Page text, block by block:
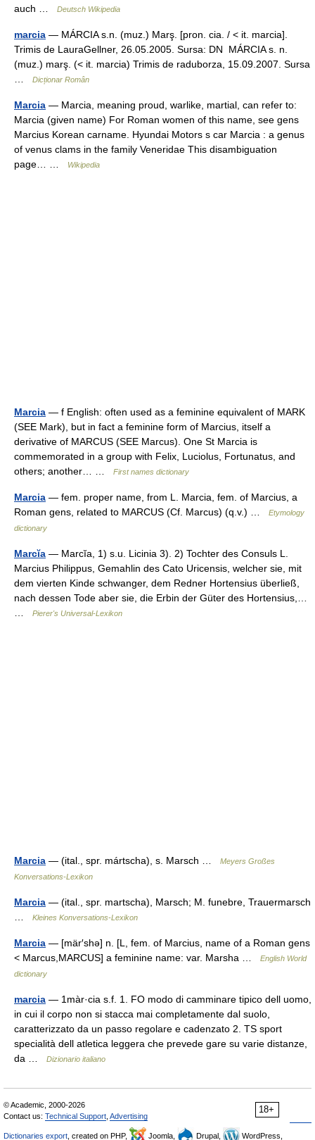
auch …
Deutsch Wikipedia
marcia — MÁRCIA s.n. (muz.) Marş. [pron. cia. / < it. marcia].
Trimis de LauraGellner, 26.05.2005. Sursa: DN MÁRCIA s. n.
(muz.) marş. (< it. marcia) Trimis de raduborza, 15.09.2007. Sursa
Dicționar Român
Marcia — Marcia, meaning proud, warlike, martial, can refer to:
Marcia (given name) For Roman women of this name, see gens
Marcius Korean carname. Hyundai Motors s car Marcia : a genus
of venus clams in the family Veneridae This disambiguation
page… …
Wikipedia
Marcia — f English: often used as a feminine equivalent of MARK
(SEE Mark), but in fact a feminine form of Marcius, itself a
derivative of MARCUS (SEE Marcus). One St Marcia is
commemorated in a group with Felix, Luciolus, Fortunatus, and
others; another… …
First names dictionary
Marcia — fem. proper name, from L. Marcia, fem. of Marcius, a
Roman gens, related to MARCUS (Cf. Marcus) (q.v.) …
Etymology
dictionary
Marcĭa — Marcĭa, 1) s.u. Licinia 3). 2) Tochter des Consuls L.
Marcius Philippus, Gemahlin des Cato Uricensis, welcher sie, mit
dem vierten Kinde schwanger, dem Redner Hortensius überließ,
nach dessen Tode aber sie, die Erbin der Güter des Hortensius,…
Pierer's Universal-Lexikon
Marcia — (ital., spr. mártscha), s. Marsch …
Meyers Großes
Konversations-Lexikon
Marcia — (ital., spr. martscha), Marsch; M. funebre, Trauermarsch
Kleines Konversations-Lexikon
Marcia — [mär′shə] n. [L, fem. of Marcius, name of a Roman gens
< Marcus,MARCUS] a feminine name: var. Marsha …
English World
dictionary
marcia — 1màr·cia s.f. 1. FO modo di camminare tipico dell uomo,
in cui il corpo non si stacca mai completamente dal suolo,
caratterizzato da un passo regolare e cadenzato 2. TS sport
specialità dell atletica leggera che prevede gare su varie distanze,
da …
Dizionario italiano
18+
© Academic, 2000-2026
Contact us: Technical Support Advertising
Dictionaries export , created on PHP, Joomla, Drupal, WordPress,